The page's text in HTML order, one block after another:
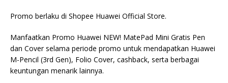
Promo berlaku di Shopee Huawei Official Store.
Manfaatkan Promo Huawei NEW! MatePad Mini Gratis Pen
dan Cover selama periode promo untuk mendapatkan Huawei
M-Pencil (3rd Gen), Folio Cover, cashback, serta berbagai
keuntungan menarik lainnya.